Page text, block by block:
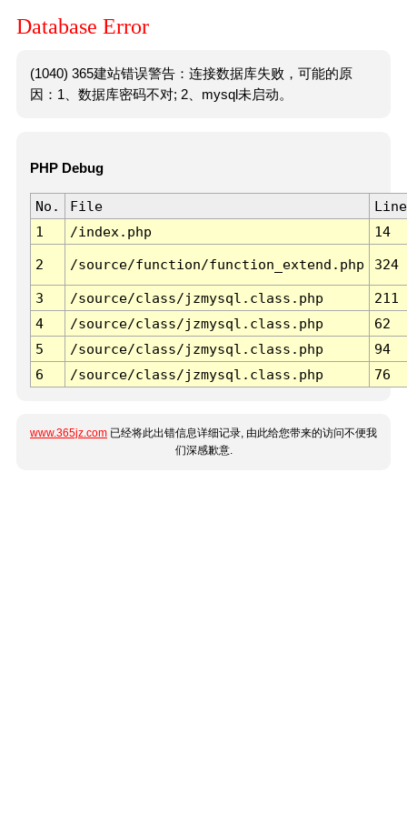
Database Error
(1040) 365建站错误警告：连接数据库失败，可能的原
因：1、数据库密码不对; 2、mysql未启动。
PHP Debug
No. File
Line
1
/index.php 14
2 /source/function/function_extend.php 324
3 /source/class/jzmysql.class.php
211
4
/source/class/jzmysql.class.php
62
5
/source/class/jzmysql.class.php
94
6
/source/class/jzmysql.class.php 76
www.365jz.com 已经将此出错信息详细记录, 由此给您带来的访问不便我
们深感歉意.